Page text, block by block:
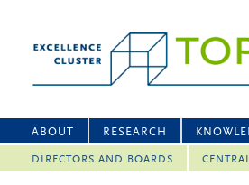
ABOUT RESEARCH
DIRECTORS AND BOARDS